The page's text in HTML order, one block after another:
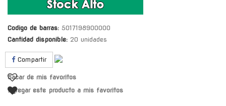
Codigo de barras: 5017198900000
Cantidad disponible: 20 unidades
Compartir
Sacar de mis favoritos
Agregar este producto a mis favoritos